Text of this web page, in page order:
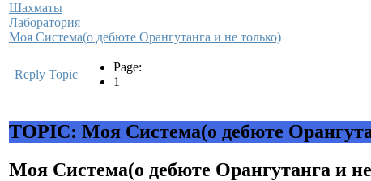
Шахматы
Лаборатория
Моя Система(о дебюте Орангутанга и не только)
Reply Topic
Page:
1
TOPIC: Моя Система(о дебюте
Моя Система(о дебюте Орангутанга и